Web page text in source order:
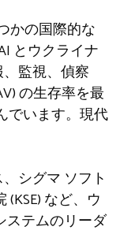
かの国際的な
とウクライナ
監視、偵察
の生存率を最
でいます。現代
シグマ ソフト
など、ウ
ステムのリーダ